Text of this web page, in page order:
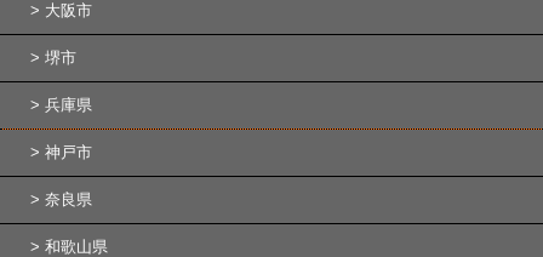
大阪市
堺市
兵庫県
神戸市
奈良県
和歌山県